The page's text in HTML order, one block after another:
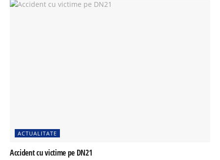
ACTUALITATE
Accident cu victime pe DN21